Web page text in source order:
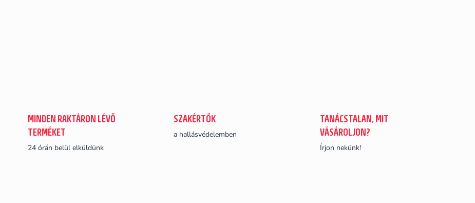
MINDEN RAKTÁRON LÉVŐ
TERMÉKET
24 órán belül elküldünk
SZAKÉRTŐK
a hallásvédelemben
TANÁCSTALAN, MIT
VÁSÁROLJON?
Írjon nekünk!